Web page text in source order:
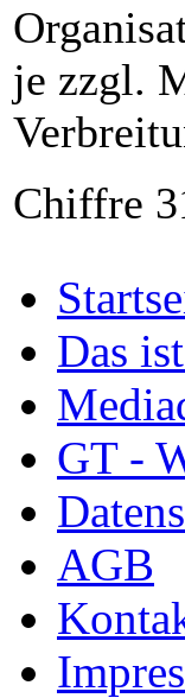
je zzgl.
Chiffre
Das
GT -
AGB